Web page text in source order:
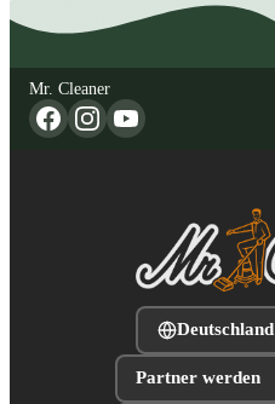
Mr. Cleaner
Deutschland
Partner werden